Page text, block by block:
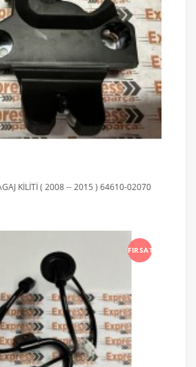
KİLİTİ ( 2008 -- 2015 ) 64610-02070
FIRSAT